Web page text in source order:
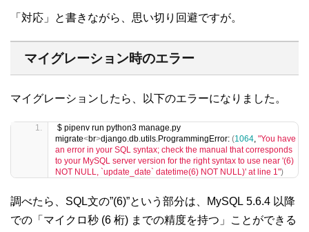
「対応」と書きながら、思い切り回避ですが。
マイグレーション時のエラー
マイグレーションしたら、以下のエラーになりました。
$ pipenv run python3 manage.py
migrate<br>django.db.utils.ProgrammingError: (1064, "You have
an error in your SQL syntax; check the manual that corresponds
to your MySQL server version for the right syntax to use near '(6)
NOT NULL, `update_date` datetime(6) NOT NULL)' at line 1")
調べたら、SQL文の”(6)”という部分は、MySQL 5.6.4 以降
での「マイクロ秒 (6 桁) までの精度を持つ」ことができる